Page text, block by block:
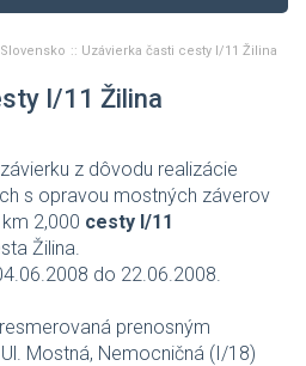
Slovensko Uzávierka časti cesty I/11 Žilina
I/11 Žilina
z dôvodu realizácie
s opravou mostných záverov
2,000 cesty I/11
Žilina.
do 22.06.2008.
prenosným
Mostná, Nemocničná (I/18)